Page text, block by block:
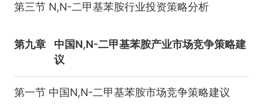
第三节 N,N-二甲基苯胺行业投资策略分析
第九章
中国N,N-二甲基苯胺产业市场竞争策略建
议
第一节 中国N,N-二甲基苯胺市场竞争策略建议